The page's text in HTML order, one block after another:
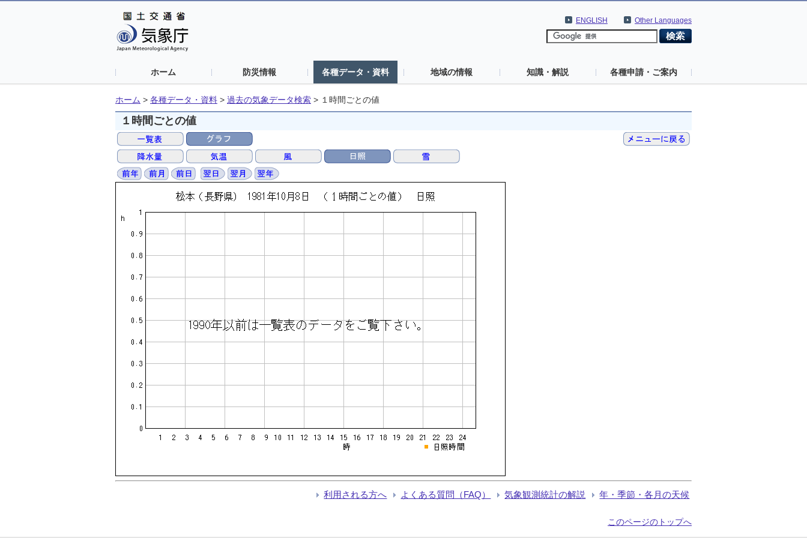
Other Languages
ENGLISH
ホーム 防災情報 各種データ・資料 地域の情報 知識・解説 各種申請・ご案内
ホーム > 各種データ・資料 > 過去の気象データ検索 > １時間ごとの値
１時間ごとの値
利用される方へ よくある質問（FAQ） 気象観測統計の解説 年・季節・各月の天候
このページのトップへ